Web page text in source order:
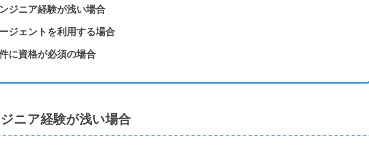
ジニア経験が浅い場合
ジェントを利用する場合
に資格が必須の場合
ニア経験が浅い場合